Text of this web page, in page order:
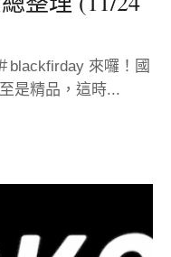
blackfirday 來囉！國
是精品，這時...